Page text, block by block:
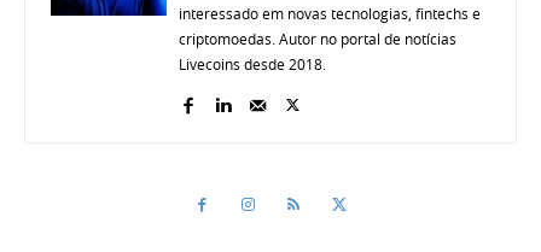
interessado em novas tecnologias, fintechs e
criptomoedas. Autor no portal de notícias
Livecoins desde 2018.